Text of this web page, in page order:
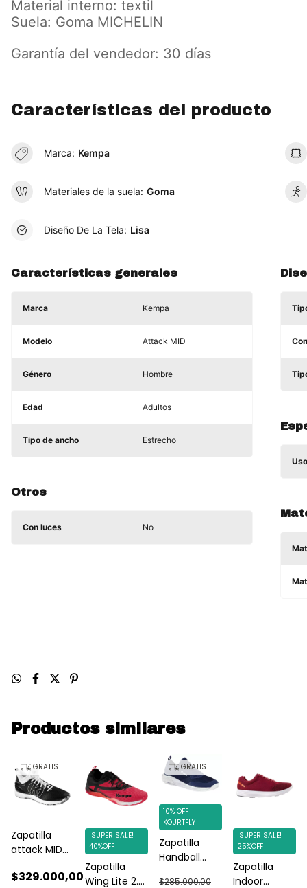
Material interno: textil
Suela: Goma MICHELIN
Garantía del vendedor: 30 días
Características del producto
Marca: Kempa
Materiales de la suela: Goma
Diseño De La Tela: Lisa
Características generales
Marca Kempa
Modelo Attack MID
Género Hombre
Edad Adultos
Tipo de ancho Estrecho
Otros
Con luces No
Productos similares
GRATIS
Zapatilla
attack MID
$329.000,00
Zapatilla
Wing Lite 2.0
¡SUPER SALE!
40%OFF
GRATIS
Zapatilla
Handball
$285.000,00
10% OFF
KOURTFLY
Zapatilla
Indoor
¡SUPER SALE!
25%OFF